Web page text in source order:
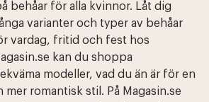
behåar för alla kvinnor. Låt dig
varianter och typer av behåar
vardag, fritid och fest hos
kan du shoppa
modeller, vad du än är för en
mer romantisk stil. På Magasin.se